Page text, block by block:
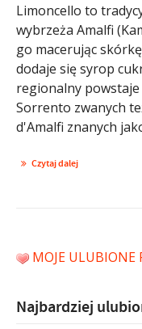
Limoncello to
wybrzeża Amalfi
go macerując
dodaje się syrop
regionalny powstaje
Sorrento zwanych
d'Amalfi znanych
Czytaj dalej
MOJE ULUBIONE
Najbardziej